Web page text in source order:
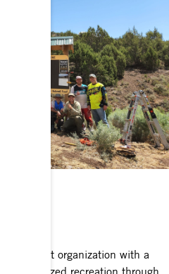
nonprofit organization with a
motorized recreation through